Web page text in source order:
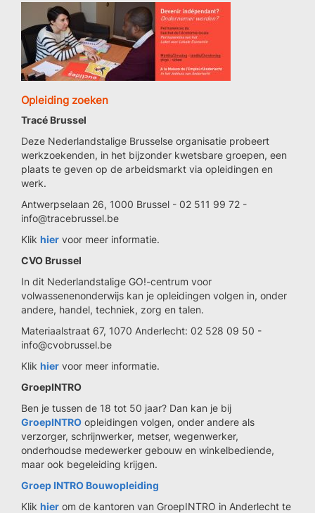
Opleiding zoeken
Tracé Brussel
Deze Nederlandstalige Brusselse organisatie probeert
werkzoekenden, in het bijzonder kwetsbare groepen, een
plaats te geven op de arbeidsmarkt via opleidingen en
werk.
Antwerpselaan 26, 1000 Brussel - 02 511 99 72 -
info@tracebrussel.be
Klik hier voor meer informatie.
CVO Brussel
In dit Nederlandstalige GO!-centrum voor
volwassenenonderwijs kan je opleidingen volgen in, onder
andere, handel, techniek, zorg en talen.
Materiaalstraat 67, 1070 Anderlecht: 02 528 09 50 -
info@cvobrussel.be
Klik hier voor meer informatie.
GroepINTRO
Ben je tussen de 18 tot 50 jaar? Dan kan je bij
GroepINTRO opleidingen volgen, onder andere als
verzorger, schrijnwerker, metser, wegenwerker,
onderhoudse medewerker gebouw en winkelbediende,
maar ook begeleiding krijgen.
Groep INTRO Bouwopleiding
Klik hier om de kantoren van GroepINTRO in Anderlecht te